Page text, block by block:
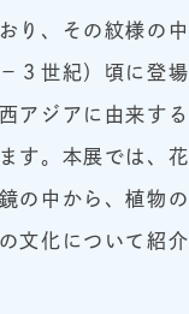
り、その紋様の
３世紀）頃に登
アジアに由来す
す。本展では、
の中から、植物
文化について紹